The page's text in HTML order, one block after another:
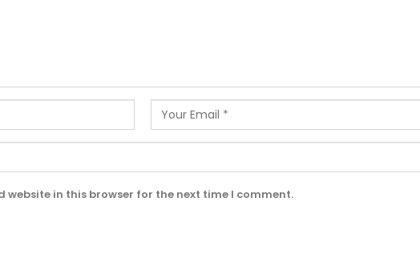
website in this browser for the next time I comment.